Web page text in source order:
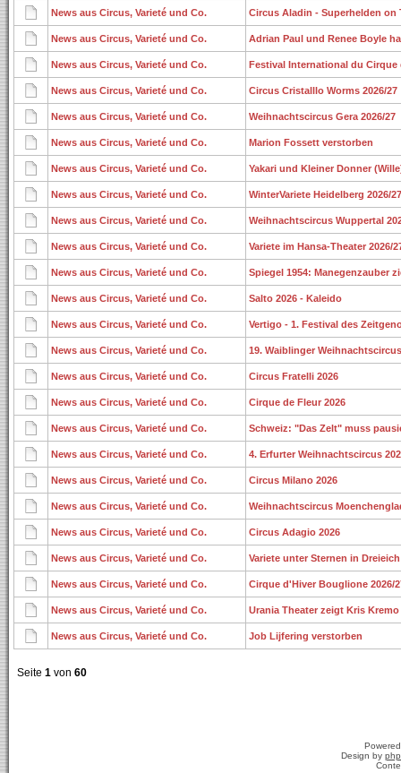
News aus Circus, Varieté und Co. Circus Aladin - Superhelden on
News aus Circus, Varieté und Co. Adrian Paul und Renee Boyle
News aus Circus, Varieté und Co. Festival International du Cirque
News aus Circus, Varieté und Co. Circus Cristalllo Worms 2026/27
News aus Circus, Varieté und Co. Weihnachtscircus Gera 2026/27
News aus Circus, Varieté und Co. Marion Fossett verstorben
News aus Circus, Varieté und Co. Yakari und Kleiner Donner
News aus Circus, Varieté und Co. WinterVariete Heidelberg 2026/27
News aus Circus, Varieté und Co. Weihnachtscircus Wuppertal
News aus Circus, Varieté und Co. Variete im Hansa-Theater 2026/
News aus Circus, Varieté und Co. Spiegel 1954: Manegenzauber
News aus Circus, Varieté und Co. Salto 2026 - Kaleido
News aus Circus, Varieté und Co. Vertigo - 1. Festival des
News aus Circus, Varieté und Co. 19. Waiblinger
News aus Circus, Varieté und Co. Circus Fratelli 2026
News aus Circus, Varieté und Co. Cirque de Fleur 2026
News aus Circus, Varieté und Co. Schweiz: "Das Zelt" muss
News aus Circus, Varieté und Co. 4. Erfurter Weihnachtscircus
News aus Circus, Varieté und Co. Circus Milano 2026
News aus Circus, Varieté und Co. Weihnachtscircus
News aus Circus, Varieté und Co. Circus Adagio 2026
News aus Circus, Varieté und Co. Variete unter Sternen in Dreieich
News aus Circus, Varieté und Co. Cirque d'Hiver Bouglione 2026/
News aus Circus, Varieté und Co. Urania Theater zeigt Kris
News aus Circus, Varieté und Co. Job Lijfering verstorben
Seite 1 von 60
Design by